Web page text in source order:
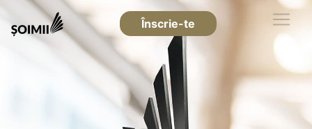
Înscrie-te